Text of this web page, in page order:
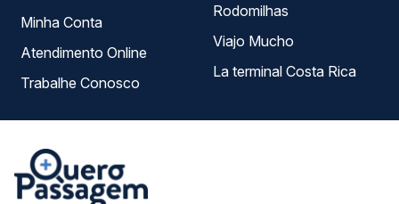
Minha Conta
Atendimento Online
Trabalhe Conosco
Rodomilhas
Viajo Mucho
La terminal Costa Rica